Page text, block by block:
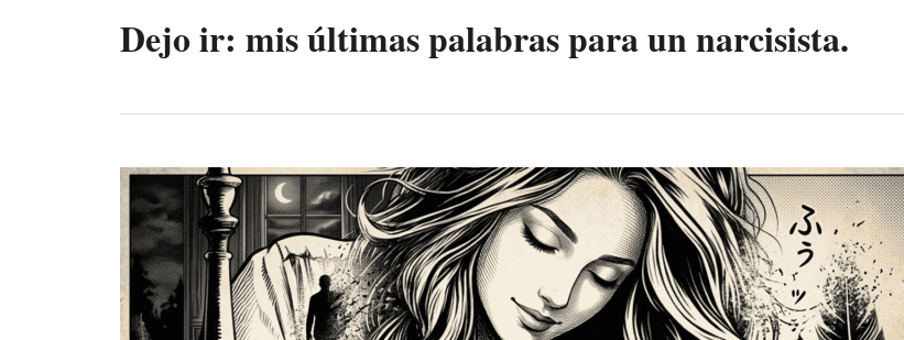
Dejo ir: mis últimas palabras para un narcisista.